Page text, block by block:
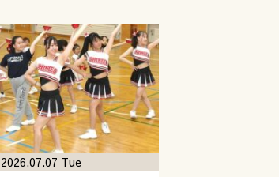
2026.07.07 Tue